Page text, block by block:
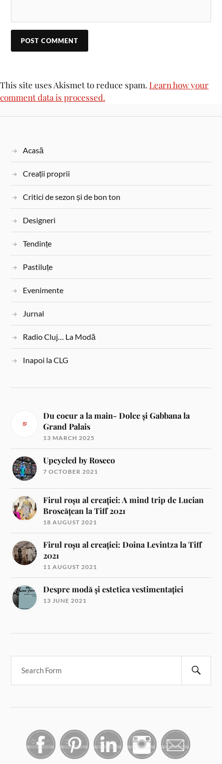
This site uses Akismet to reduce spam. Learn how your
comment data is processed.
Acasă
Creații proprii
Critici de sezon și de bon ton
Designeri
Tendințe
Pastiluțe
Evenimente
Jurnal
Radio Cluj… La Modă
Inapoi la CLG
Du coeur a la main- Dolce și Gabbana la
Grand Palais
13 MARCH 2025
Upcycled by Roseco
7 OCTOBER 2021
Firul roșu al creației: A mind trip de Lucian
Broscățean la Tiff 2021
18 AUGUST 2021
Firul roșu al creației: Doina Levintza la Tiff
2021
11 AUGUST 2021
Despre modă și estetica vestimentației
13 JUNE 2021